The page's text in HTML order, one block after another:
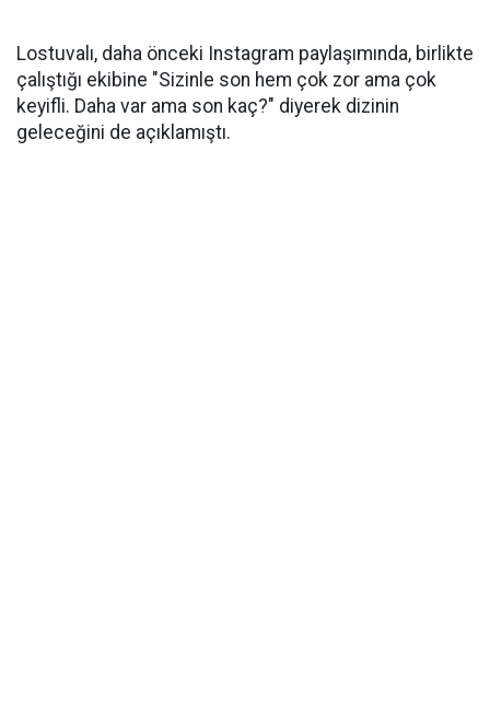
Lostuvalı, daha önceki Instagram paylaşımında, birlikte
çalıştığı ekibine "Sizinle son hem çok zor ama çok
keyifli. Daha var ama son kaç?" diyerek dizinin
geleceğini de açıklamıştı.